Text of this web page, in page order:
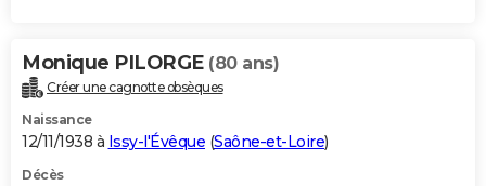
Monique PILORGE (80 ans)
Créer une cagnotte obsèques
Naissance
12/11/1938 à Issy-l'Évêque (Saône-et-Loire)
Décès